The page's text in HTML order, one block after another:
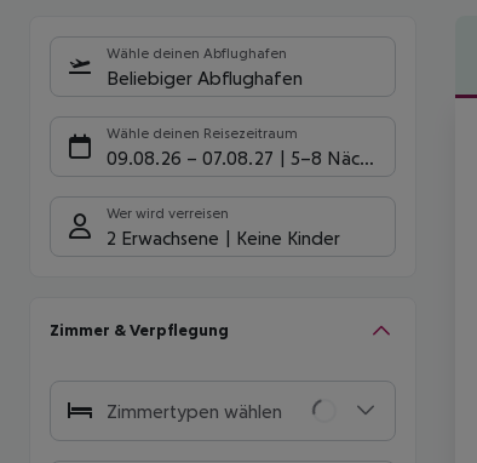
Wähle deinen Abflughafen
Beliebiger Abflughafen
Wähle deinen Reisezeitraum
09.08.26 – 07.08.27 5-8 Nächte
Wer wird verreisen
2 Erwachsene Keine Kinder
Zimmer & Verpflegung
Zimmertypen wählen